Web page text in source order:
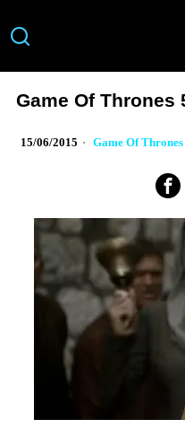
Game Of Thrones
15/06/2015 Game Of Thrones